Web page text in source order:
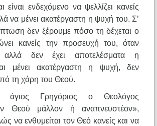
ενδεχόμενο να ψελλίζει κανείς
να μένει ακατέργαστη η ψυχή του. Σ’
δεν ξέρουμε πόσο τη δέχεται ο
κανείς την προσευχή του, όταν
αλλά δεν έχει αποτελέσματα η
μένει ακατέργαστη η ψυχή, δεν
τη χάρη του Θεού.
άγιος Γρηγόριος ο Θεολόγος
Θεού μάλλον ή αναπνευστέον»,
να ενθυμείται τον Θεό κανείς και να